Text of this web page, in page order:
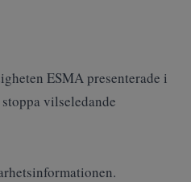
ESMA presenterade i
vilseledande